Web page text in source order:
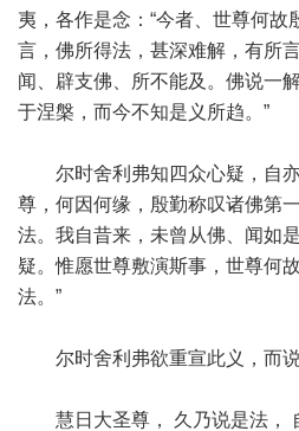
夷，各作是念：“今者、世尊何故
言，佛所得法，甚深难解，有所
闻、辟支佛、所不能及。佛说一
于涅槃，而今不知是义所趋。”
尔时舍利弗知四众心疑，自亦
尊，何因何缘，殷勤称叹诸佛第
法。我自昔来，未曾从佛、闻如
疑。惟愿世尊敷演斯事，世尊何
法。”
尔时舍利弗欲重宣此义，而说
慧日大圣尊， 久乃说是法，